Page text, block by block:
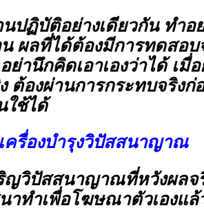
ปฏิบัติอย่างเดียวกัน ทำอ
ผลที่ได้ต้องมีการทดสอบ
ย่านึกคิดเอาเองว่าได้ เมื่
ต้องผ่านการกระทบจริงก่
ใช้ได้
ครื่องบำรุงวิปัสสนาญาณ
ญวิปัสสนาญาณที่หวังผลจ
าทำเพื่อโฆษณาตัวเองแล้